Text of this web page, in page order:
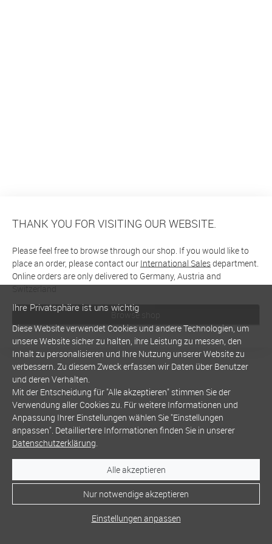
THANK YOU FOR VISITING OUR WEBSITE.
Please feel free to browse through our shop. If you would like to
place an order, please contact our International Salesdepartment.
Online orders are only delivered to Germany, Austria and
Switzerland
Browse shop
Ihre Privatsphäre ist uns wichtig
Diese Website verwendet Cookies und andere Technologien, um
unsere Website sicher zu halten, ihre Leistung zu messen, den
Inhalt zu personalisieren und Ihre Nutzung unserer Website zu
verbessern. Zu diesem Zweck erfassen wir Daten über Benutzer
und deren Verhalten.
Mit der Entscheidung für "Alle akzeptieren" stimmen Sie der
Verwendung aller Cookies zu. Für weitere Informationen und
Anpassung Ihrer Einstellungen wählen Sie "Einstellungen
anpassen". Detailliertere Informationen finden Sie in unserer
Datenschutzerklärung.
Alle akzeptieren
Nur notwendige akzeptieren
Einstellungen anpassen